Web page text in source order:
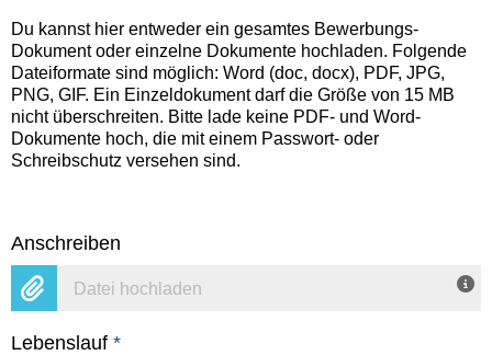
Du kannst hier entweder ein gesamtes Bewerbungs-
Dokument oder einzelne Dokumente hochladen. Folgende
Dateiformate sind möglich: Word (doc, docx), PDF, JPG,
PNG, GIF. Ein Einzeldokument darf die Größe von 15 MB
nicht überschreiten. Bitte lade keine PDF- und Word-
Dokumente hoch, die mit einem Passwort- oder
Schreibschutz versehen sind.
Anschreiben
Datei hochladen
Lebenslauf *